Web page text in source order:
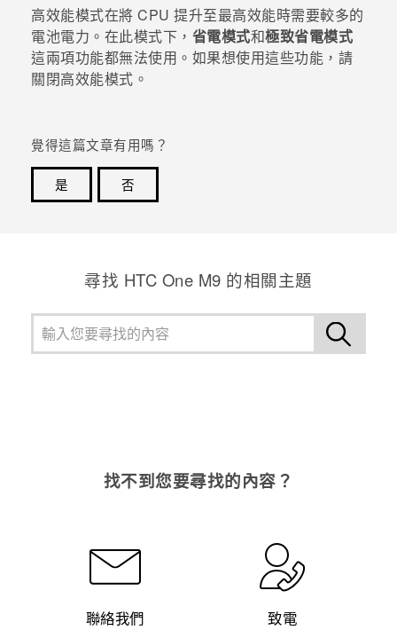
校園專案
企業採購
銷售通路
支援服務
VIVELAND
高效能模式在將 CPU 提升至最高效能時需要較多的
電池電力。在此模式下， 省電模式和極致省電模式
這兩項功能都無法使用。如果想使用這些功能，請
關閉高效能模式。
覺得這篇文章有用嗎？
是
否
尋找 HTC One M9 的相關主題
找不到您要尋找的內容？
聯絡我們 致電